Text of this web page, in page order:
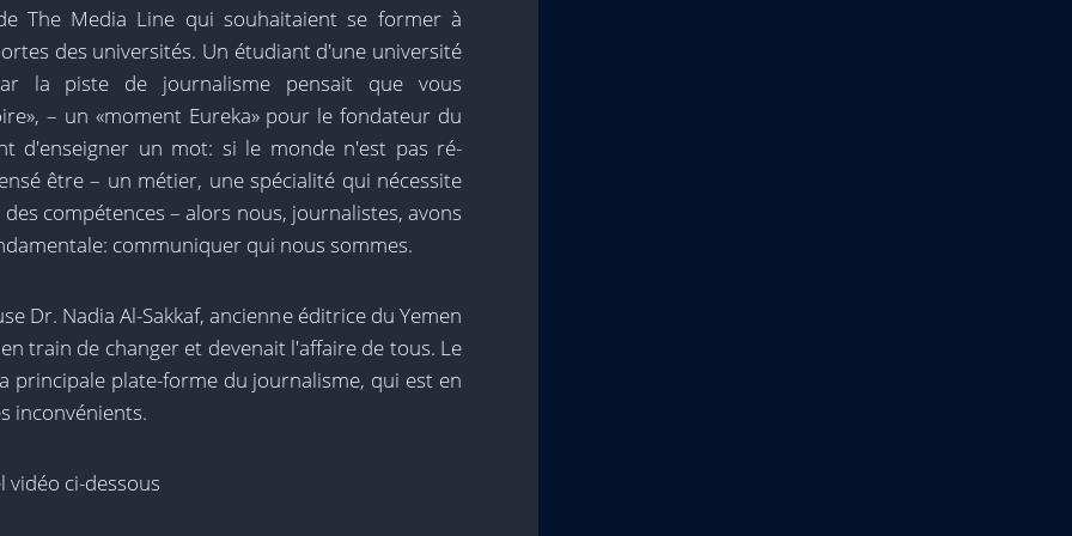
The Media Line qui souhaitaient se former à
des universités. Un étudiant d'une université
la piste de journalisme pensait que vous
– un «moment Eureka» pour le fondateur du
d'enseigner un mot: si le monde n'est pas ré-
être – un métier, une spécialité qui nécessite
compétences – alors nous, journalistes, avons
communiquer qui nous sommes.
Dr. Nadia Al-Sakkaf, ancienne éditrice du Yemen
train de changer et devenait l'affaire de tous. Le
principale plate-forme du journalisme, qui est en
inconvénients.
vidéo ci-dessous